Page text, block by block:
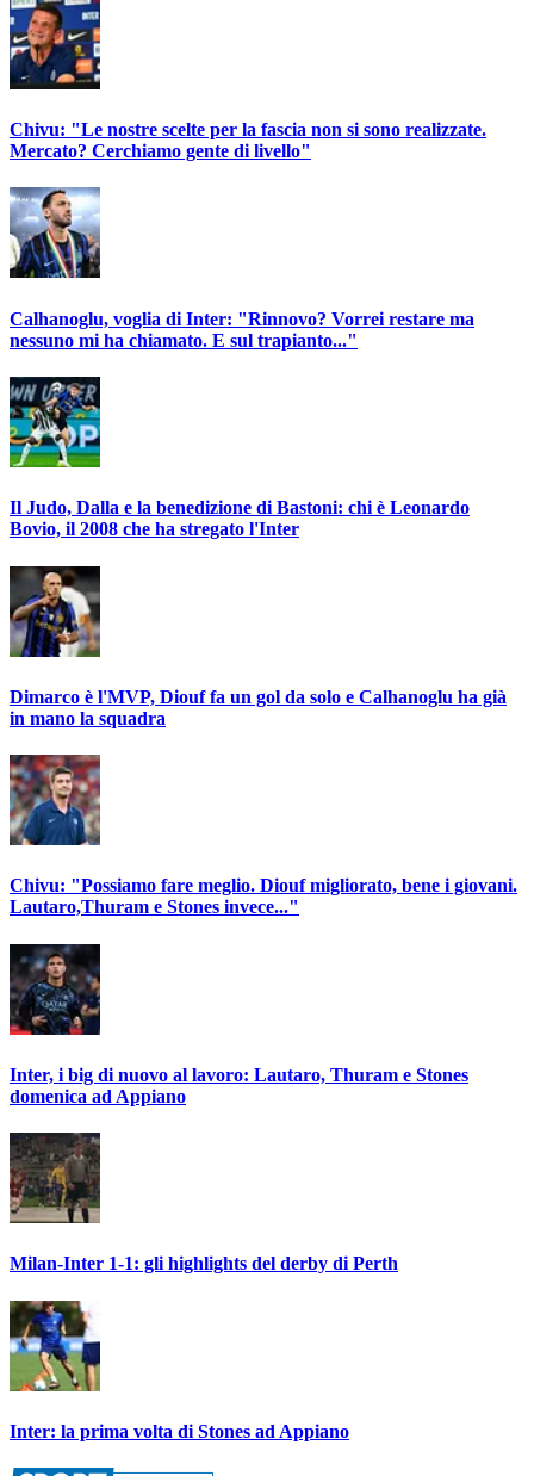
Chivu: "Le nostre scelte per la fascia non si sono realizzate.
Mercato? Cerchiamo gente di livello"
Calhanoglu, voglia di Inter: "Rinnovo? Vorrei restare ma
nessuno mi ha chiamato. E sul trapianto..."
Il Judo, Dalla e la benedizione di Bastoni: chi è Leonardo
Bovio, il 2008 che ha stregato l'Inter
Dimarco è l'MVP, Diouf fa un gol da solo e Calhanoglu ha già
in mano la squadra
Chivu: "Possiamo fare meglio. Diouf migliorato, bene i giovani.
Lautaro,Thuram e Stones invece..."
Inter, i big di nuovo al lavoro: Lautaro, Thuram e Stones
domenica ad Appiano
Milan-Inter 1-1: gli highlights del derby di Perth
Inter: la prima volta di Stones ad Appiano